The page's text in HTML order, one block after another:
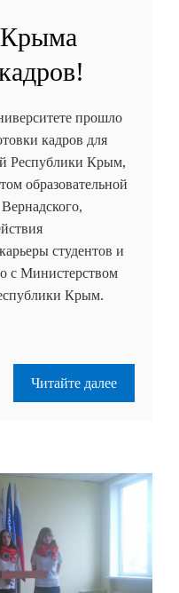
прошло
кадров для
Республики Крым,
образовательной
студентов и
с Министерством
Крым.
Читайте далее